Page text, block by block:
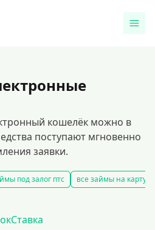
кошелёк можно в
поступают мгновенно
заявки.
под залог птс все займы на карту
Ставка